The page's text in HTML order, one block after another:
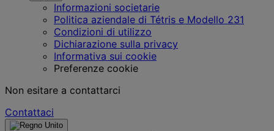
Informazioni societarie
Politica aziendale di Tétris e Modello 231
Condizioni di utilizzo
Dichiarazione sulla privacy
Informativa sui cookie
Preferenze cookie
Non esitare a contattarci
Contattaci